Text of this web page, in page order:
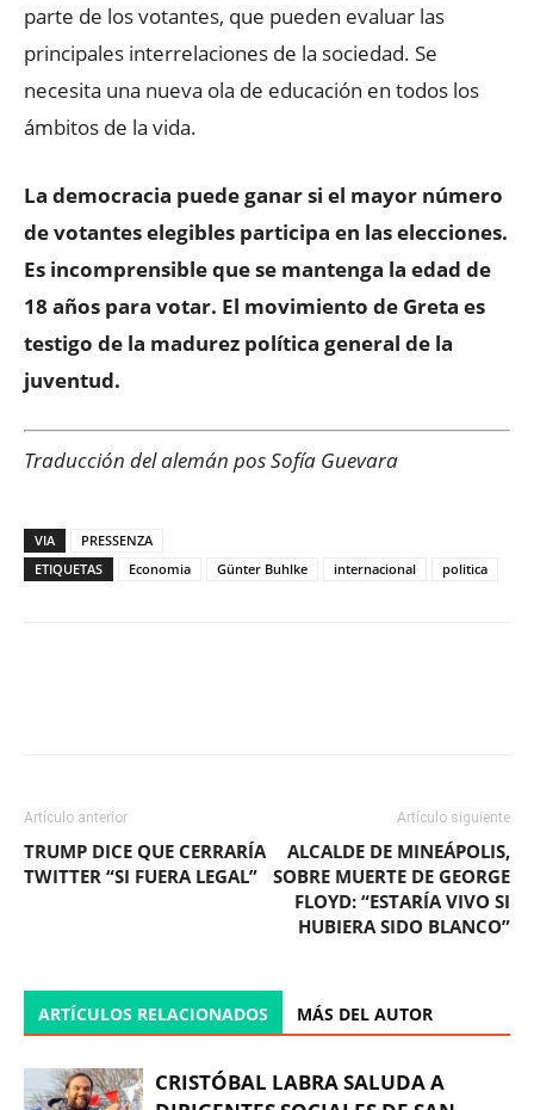
parte de los votantes, que pueden evaluar las
principales interrelaciones de la sociedad. Se
necesita una nueva ola de educación en todos los
ámbitos de la vida.
La democracia puede ganar si el mayor número
de votantes elegibles participa en las elecciones.
Es incomprensible que se mantenga la edad de
18 años para votar. El movimiento de Greta es
testigo de la madurez política general de la
juventud.
Traducción del alemán pos Sofía Guevara
VIA
PRESSENZA
ETIQUETAS
Economia Günter Buhlke internacional politica
Artículo anterior
TRUMP DICE QUE CERRARÍA
TWITTER “SI FUERA LEGAL”
Artículo siguiente
ALCALDE DE MINEÁPOLIS,
SOBRE MUERTE DE GEORGE
FLOYD: “ESTARÍA VIVO SI
HUBIERA SIDO BLANCO”
ARTÍCULOS RELACIONADOS MÁS DEL AUTOR
CRISTÓBAL LABRA SALUDA A